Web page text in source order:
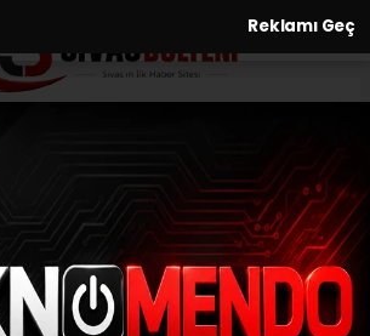
Reklamı Geç
Tarih
Yıllardır Dilden Dile
Şahsiyet
KÜLTÜR-SANAT-TARIH
- Sivas Bülteni | 04.06.2026 - 23:50,
09.06.2026 - 20:36